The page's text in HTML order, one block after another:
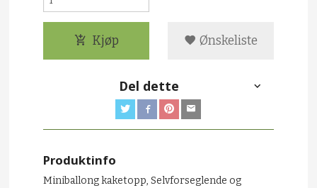
Kjøp Ønskeliste
Del dette
Produktinfo
Miniballong kaketopp, Selvforseglende og